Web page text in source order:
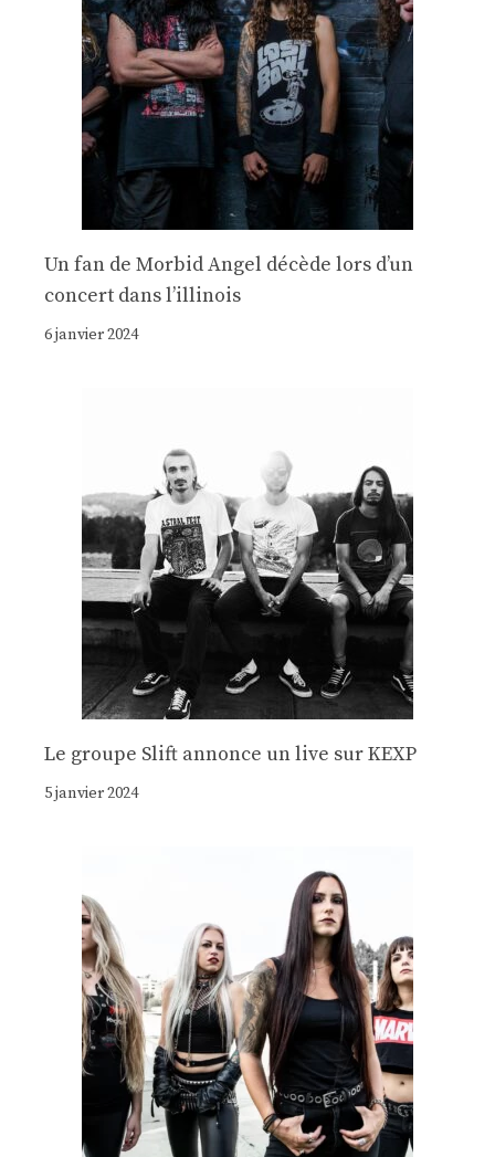
Un fan de Morbid Angel décède lors d’un
concert dans l’illinois
6 janvier 2024
Le groupe Slift annonce un live sur KEXP
5 janvier 2024